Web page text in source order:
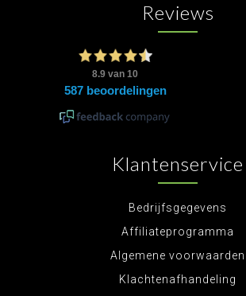
Reviews
Klantenservice
Bedrijfsgegevens
Affiliateprogramma
Algemene voorwaarden
Klachtenafhandeling